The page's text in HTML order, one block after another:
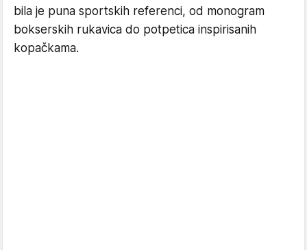
bila je puna sportskih referenci, od monogram
bokserskih rukavica do potpetica inspirisanih
kopačkama.